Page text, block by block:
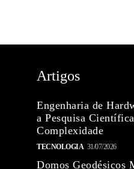
Artigos
Engenharia de
a Pesquisa
Complexidade
TECNOLOGIA 31/07/2026
Domos Geodésicos